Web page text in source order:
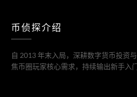
币侦探介绍
自 2013 年末入局，深耕数字货币投资
焦币圈玩家核心需求，持续输出新手入